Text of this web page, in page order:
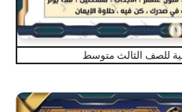
للصف الثالث متوسط